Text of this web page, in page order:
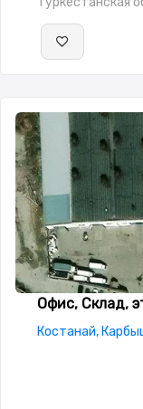
Офис, Склад,
Костанай,